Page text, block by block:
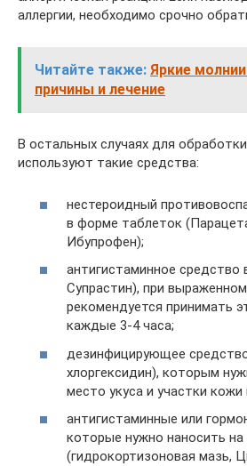
аллергии, необходимо срочно
Читайте также: Яркие молнии
причины и лечение
В остальных случаях для
используют такие средства:
нестероидный
в форме таблеток
Ибупрофен);
антигистаминное средство
Супрастин), при
рекомендуется принимать
каждые 3-4 часа;
дезинфицирующее
хлоргексидин), которым
место укуса и участки кожи
антигистаминные или
которые нужно наносить
(гидрокортизоновая мазь,